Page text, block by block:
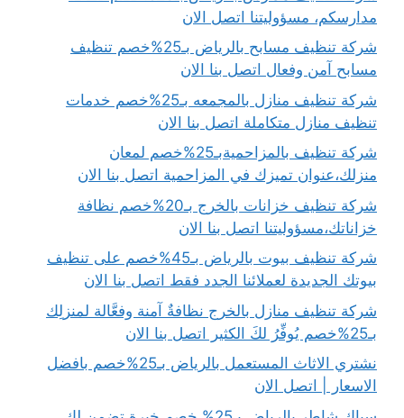
مدارسكم، مسؤوليتنا اتصل الان
شركة تنظيف مسابح بالرياض بـ25%خصم تنظيف
مسابح آمن وفعال اتصل بنا الان
شركة تنظيف منازل بالمجمعه بـ25%خصم خدمات
تنظيف منازل متكاملة اتصل بنا الان
شركة تنظيف بالمزاحميةبـ25%خصم لمعان
منزلك،عنوان تميزك في المزاحمية اتصل بنا الان
شركة تنظيف خزانات بالخرج بـ20%خصم نظافة
خزاناتك،مسؤوليتنا اتصل بنا الان
شركة تنظيف بيوت بالرياض بـ45%خصم على تنظيف
بيوتك الجديدة لعملائنا الجدد فقط اتصل بنا الان
شركة تنظيف منازل بالخرج نظافةٌ آمنة وفعَّالة لمنزلِك
بـ25%خصم يُوفِّرُ لكَ الكثير اتصل بنا الان
نشتري الاثاث المستعمل بالرياض بـ25%خصم بافضل
الاسعار | اتصل الان